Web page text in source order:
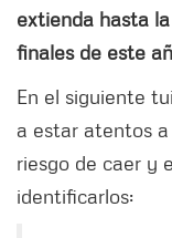
extienda hasta
finales de este
En el siguiente
a estar atentos
riesgo de caer y
identificarlos: